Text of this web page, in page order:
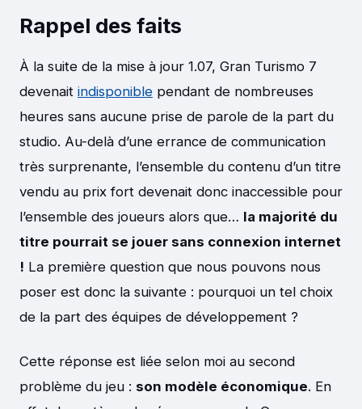
Rappel des faits
À la suite de la mise à jour 1.07, Gran Turismo 7
devenait indisponible pendant de nombreuses
heures sans aucune prise de parole de la part du
studio. Au-delà d’une errance de communication
très surprenante, l’ensemble du contenu d’un titre
vendu au prix fort devenait donc inaccessible pour
l’ensemble des joueurs alors que… la majorité du
titre pourrait se jouer sans connexion internet
! La première question que nous pouvons nous
poser est donc la suivante : pourquoi un tel choix
de la part des équipes de développement ?
Cette réponse est liée selon moi au second
problème du jeu : son modèle économique. En